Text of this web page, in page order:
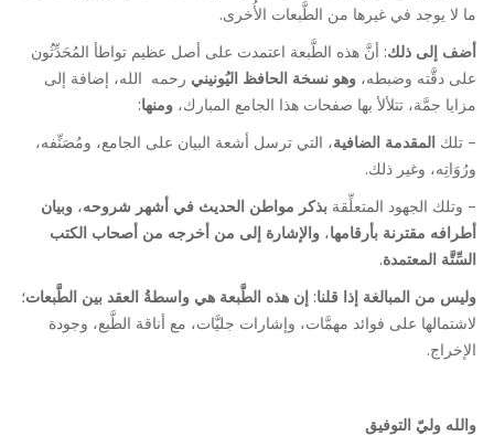
ما لا يوجد في غيرها من الطَّبعات الأُخرى.
أضف إلى ذلك: أنَّ هذه الطَّبعة اعتمدت على أصل عظيم تواطأ المُحَدِّثُون
على دقَّته وضبطه، وهو نسخة الحافظ اليُونيني رحمه الله، إضافة إلى
مزايا جمَّة، تتلألأ بها صفحات هذا الجامع المبارك، ومنها:
– تلك المقدمة الضافية، التي ترسل أشعة البيان على الجامع، ومُصَنِّفه،
ورُوَاتِه، وغير ذلك.
– وتلك الجهود المتعلِّقة بذكر مواطن الحديث في أشهر شروحه، وبيان
أطرافه مقترنة بأرقامها، والإشارة إلى من أخرجه من أصحاب الكتب
السِّتَّة المعتمدة.
وليس من المبالغة إذا قلنا: إن هذه الطَّبعة هي واسطةُ العقد بين الطَّبعات؛
لاشتمالها على فوائد مهمَّات، وإشارات جليَّات، مع أناقة الطَّبع، وجودة
الإخراج.
والله وليّ التوفيق